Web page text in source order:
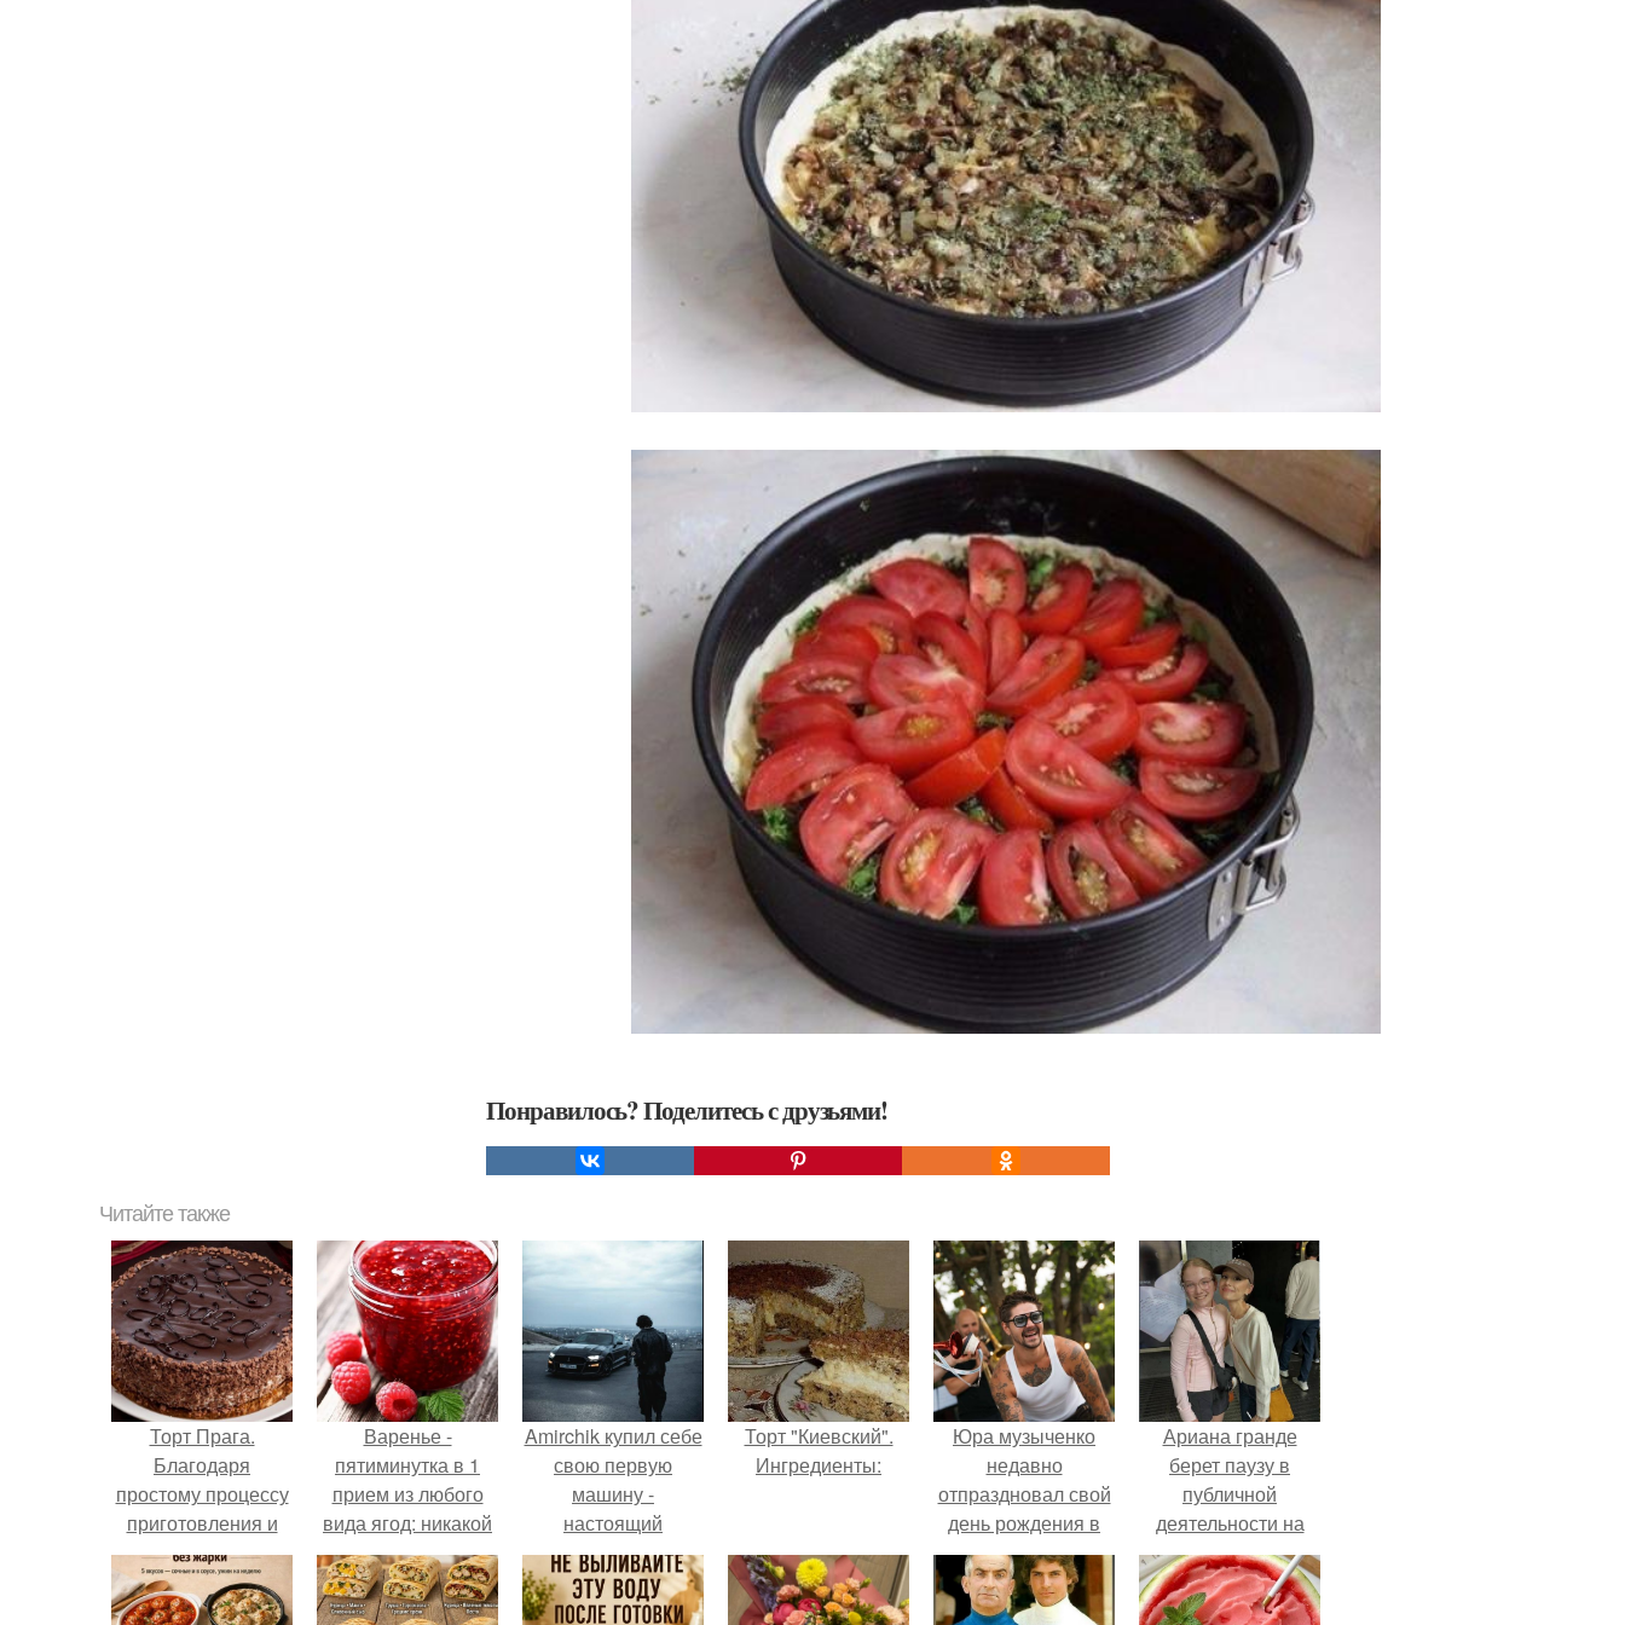
Понравилось? Поделитесь с друзьями!
Читайте также
Торт Прага.
Благодаря
простому процессу
приготовления и
доступным
ингредиентам торт
Прага и стал таким
Варенье -
пятиминутка в 1
прием из любого
вида ягод: никакой
длительной варки,
все витамины на
месте!
Amirchik купил себе
свою первую
машину -
настоящий
автомобиль мечты
для многих
автолюбителей.
Торт "Киевский".
Ингредиенты:
Юра музыченко
недавно
отпраздновал свой
день рождения в
кругу самых
близких и родных
людей.
Ариана гранде
берет паузу в
публичной
деятельности на
фоне слухов о
своем здоровье.